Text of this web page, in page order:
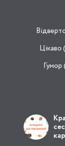
Цікаво
Гумор